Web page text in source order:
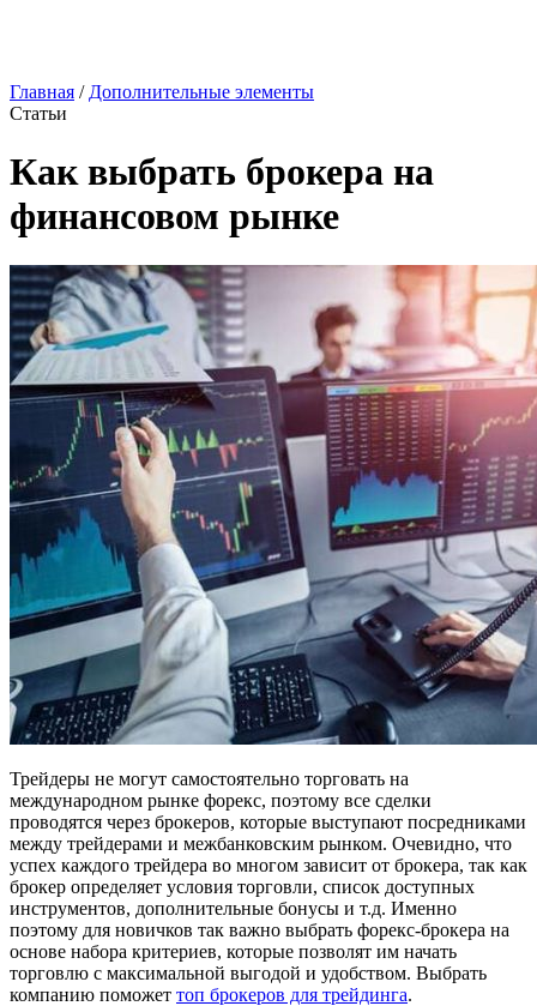
Главная / Дополнительные элементы
Статьи
Как выбрать брокера на
финансовом рынке
Трейдеры не могут самостоятельно торговать на
международном рынке форекс, поэтому все сделки
проводятся через брокеров, которые выступают посредниками
между трейдерами и межбанковским рынком. Очевидно, что
успех каждого трейдера во многом зависит от брокера, так как
брокер определяет условия торговли, список доступных
инструментов, дополнительные бонусы и т.д. Именно
поэтому для новичков так важно выбрать форекс-брокера на
основе набора критериев, которые позволят им начать
торговлю с максимальной выгодой и удобством. Выбрать
компанию поможет топ брокеров для трейдинга.